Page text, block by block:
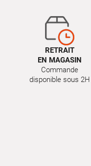
RETRAIT
EN MAGASIN
Commande
disponible sous 2H